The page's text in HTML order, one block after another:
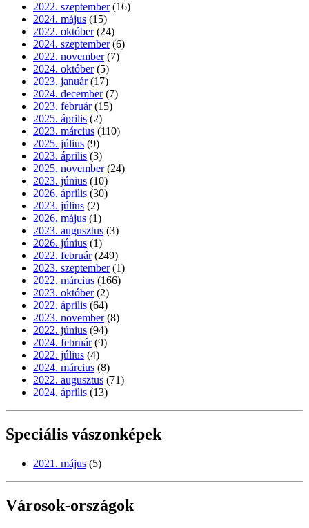
2022. szeptember (16)
2024. május (15)
2022. október (24)
2024. szeptember (6)
2022. november (7)
2024. október (5)
2023. január (17)
2024. december (7)
2023. február (15)
2025. április (2)
2023. március (110)
2025. július (9)
2023. április (3)
2025. november (24)
2023. június (10)
2026. április (30)
2023. július (2)
2026. május (1)
2023. augusztus (3)
2026. június (1)
2022. február (249)
2023. szeptember (1)
2022. március (166)
2023. október (2)
2022. április (64)
2023. november (8)
2022. június (94)
2024. február (9)
2022. július (4)
2024. március (8)
2022. augusztus (71)
2024. április (13)
Speciális vászonképek
2021. május (5)
Városok-országok